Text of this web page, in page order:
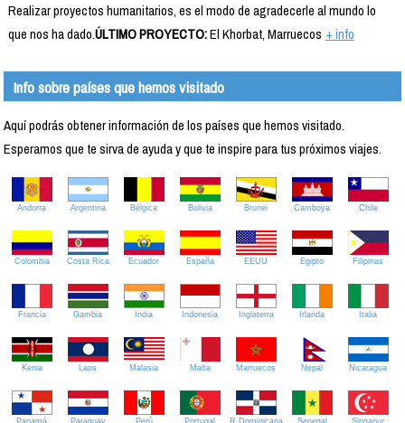
Realizar proyectos humanitarios, es el modo de agradecerle al mundo lo
que nos ha dado.ÚLTIMO PROYECTO:El Khorbat, Marruecos + info
Info sobre países que hemos visitado
Aquí podrás obtener información de los países que hemos visitado.
Esperamos que te sirva de ayuda y que te inspire para tus próximos viajes.
Andorra Argentina Bélgica Bolivia Brunei Camboya Chile
Colombia Costa Rica Ecuador España EEUU Egipto Filipinas
Francia Gambia India Indonesia Inglaterra Irlanda Italia
Kenia Laos Malasia Malta Marruecos Nepal Nicaragua